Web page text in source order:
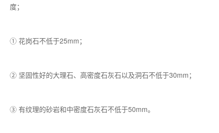
度；
① 花岗石不低于25mm；
② 坚固性好的大理石、高密度石灰石以及洞石不低于30mm；
③ 有纹理的砂岩和中密度石灰石不低于50mm。